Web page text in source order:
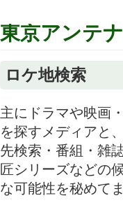
東京アンテ
ロケ地検索
主にドラマや映画
を探すメディアと
先検索・番組・雑
匠シリーズなどの
な可能性を秘めて